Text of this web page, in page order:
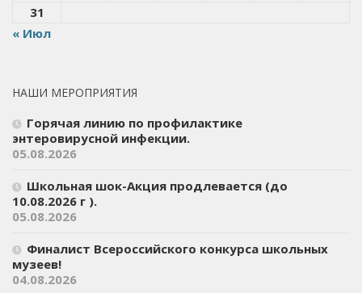
31
« Июл
НАШИ МЕРОПРИЯТИЯ
Горячая линию по профилактике
энтеровирусной инфекции.
05.08.2026
Школьная шок-Акция продлевается (до
10.08.2026 г ).
05.08.2026
Финалист Всероссийского конкурса школьных
музеев!
04.08.2026